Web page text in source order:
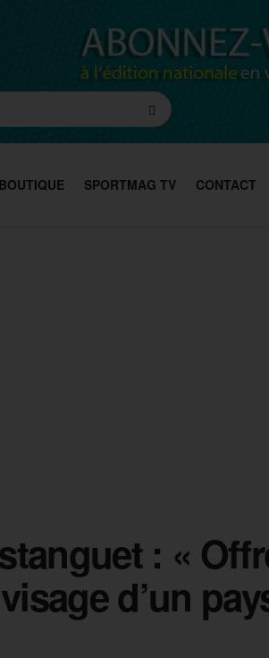
BOUTIQUE SPORTMAG TV CONTACT
: «
d’un